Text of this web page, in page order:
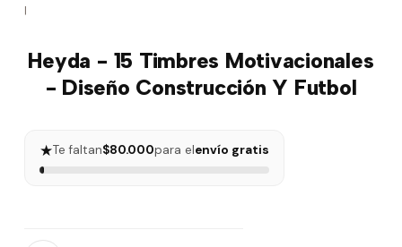
|
Heyda - 15 Timbres Motivacionales
- Diseño Construcción Y Futbol
★Te faltan$80.000para elenvío gratis